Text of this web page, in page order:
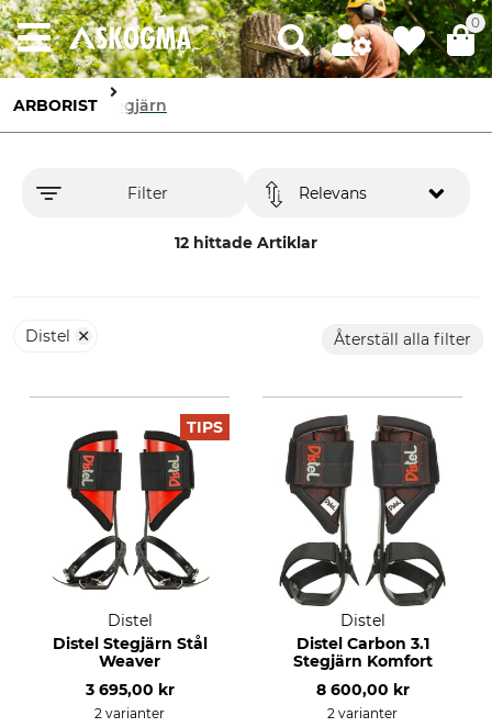
0
ARBORIST Stegjärn
Filter
12 hittade Artiklar
Relevans
Distel Återställ alla filter
TIPS
Distel
Distel Stegjärn Stål
Weaver
3 695,00 kr
2 varianter
Distel
Distel Carbon 3.1
Stegjärn Komfort
8 600,00 kr
2 varianter